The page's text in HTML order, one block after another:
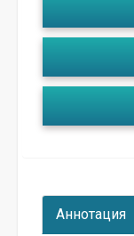
Аннотация